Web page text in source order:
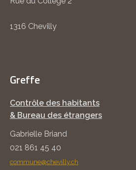
1316 Chevilly
Greffe
Contrôle des habitants
& Bureau des étrangers
Gabrielle Briand
021 861 45 40
commune@chevilly.ch